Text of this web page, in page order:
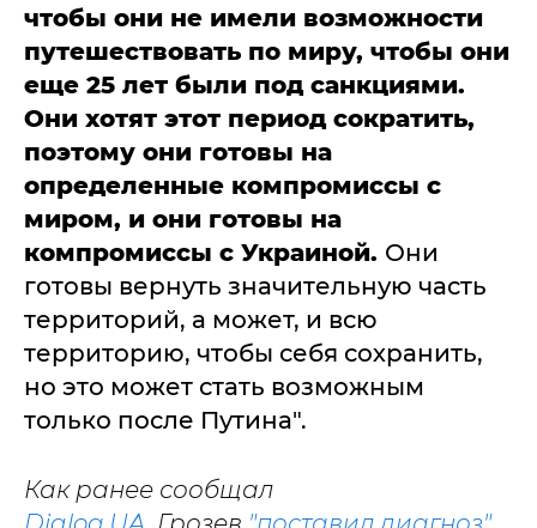
чтобы они не имели возможности
путешествовать по миру, чтобы они
еще 25 лет были под санкциями.
Они хотят этот период сократить,
поэтому они готовы на
определенные компромиссы с
миром, и они готовы на
компромиссы с Украиной. Они
готовы вернуть значительную часть
территорий, а может, и всю
территорию, чтобы себя сохранить,
но это может стать возможным
только после Путина".
Как ранее сообщал